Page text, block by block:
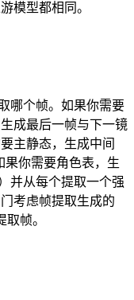
模型都相同。
哪个帧。如果你需要
成最后一帧与下一镜
主静态，生成中间
果你需要角色表，生
并从每个提取一个强
考虑帧提取生成的
帧。